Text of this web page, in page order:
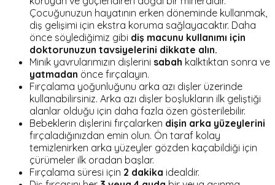
Çocuğunuzun hayatının erken döneminde kullanmak,
diş gelişimi için ekstra koruma sağlayacaktır. Daha
önce söylediğimiz gibi diş macunu kullanımı için
doktorunuzun tavsiyelerini dikkate alın.
Minik yavrularımızın dişlerini sabah kalktıktan sonra ve
yatmadan önce fırçalayın.
Fırçalama yoğunluğunu arka azı dişler üzerinde
kullanabilirsiniz. Arka azı dişler boşlukların ilk geliştiği
alanlar olduğu için daha fazla özen gösterilebilir.
Bebeklerin dişlerini fırçalarken dişin arka yüzeylerini
fırçaladığınızdan emin olun. Ön taraf kolay
temizlenirken arka yüzeyler gözden kaçabildiği için
çürümeler ilk oradan başlar.
Fırçalama süresi için 2 dakika idealdir.